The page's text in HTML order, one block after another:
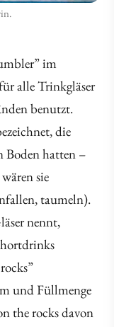
im
alle Trinkgläser
benutzt.
die
Boden hatten –
sie
taumeln).
nennt,
und Füllmenge
the rocks davon